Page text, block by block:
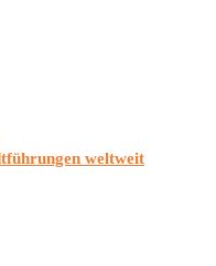
weltweit